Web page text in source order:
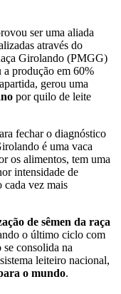
ser uma aliada
através do
Girolando (PMGG)
a produção em 60%
gerou uma
por quilo de leite
fechar o diagnóstico
é uma vaca
os alimentos, tem uma
intensidade de
cada vez mais
de sêmen da raça
o último ciclo com
consolida na
leiteiro nacional,
o mundo.